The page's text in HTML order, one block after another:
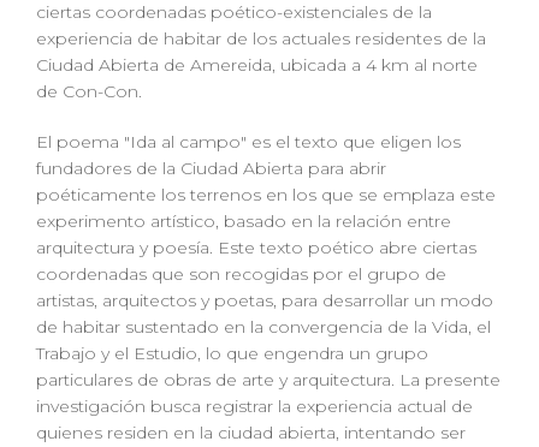
ciertas coordenadas poético-existenciales de la
experiencia de habitar de los actuales residentes de la
Ciudad Abierta de Amereida, ubicada a 4 km al norte
de Con-Con.
El poema "Ida al campo" es el texto que eligen los
fundadores de la Ciudad Abierta para abrir
poéticamente los terrenos en los que se emplaza este
experimento artístico, basado en la relación entre
arquitectura y poesía. Este texto poético abre ciertas
coordenadas que son recogidas por el grupo de
artistas, arquitectos y poetas, para desarrollar un modo
de habitar sustentado en la convergencia de la Vida, el
Trabajo y el Estudio, lo que engendra un grupo
particulares de obras de arte y arquitectura. La presente
investigación busca registrar la experiencia actual de
quienes residen en la ciudad abierta, intentando ser